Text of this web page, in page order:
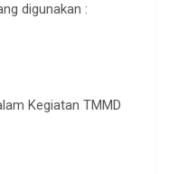
digunakan :
Kegiatan TMMD